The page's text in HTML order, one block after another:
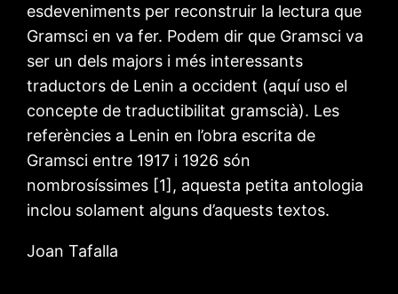
esdeveniments per reconstruir la lectura que
Gramsci en va fer. Podem dir que Gramsci va
ser un dels majors i més interessants
traductors de Lenin a occident (aquí uso el
concepte de traductibilitat gramscià). Les
referències a Lenin en l’obra escrita de
Gramsci entre 1917 i 1926 són
nombrosíssimes [1], aquesta petita antologia
inclou solament alguns d’aquests textos.
Joan Tafalla